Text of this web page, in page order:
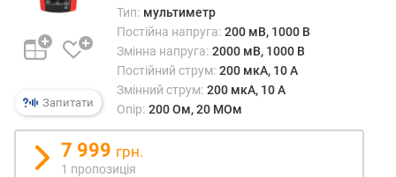
р
а
к
.
(
О
Запитати
Тип: мультиметр
Постійна напруга: 200 мВ, 1000 В
Змінна напруга: 2000 мВ, 1000 В
Постійний струм: 200 мкА, 10 А
Змінний струм: 200 мкА, 10 А
Опір: 200 Ом, 20 МОм
7 999 грн.
1 пропозиція